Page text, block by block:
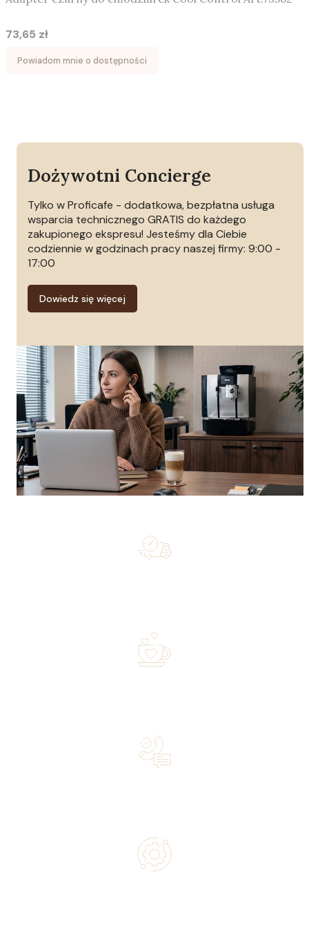
Cena
73,65 zł
Powiadom mnie o dostępności
Dożywotni Concierge
Tylko w Proficafe - dodatkowa, bezpłatna usługa
wsparcia technicznego GRATIS do każdego
zakupionego ekspresu! Jesteśmy dla Ciebie
codziennie w godzinach pracy naszej firmy: 9:00 -
17:00
Dowiedz się więcej